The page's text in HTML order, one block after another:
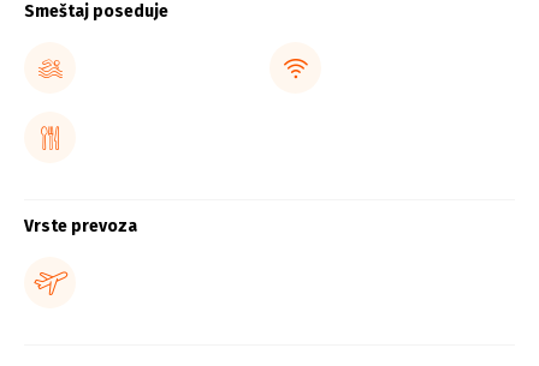
Smeštaj poseduje
Vrste prevoza